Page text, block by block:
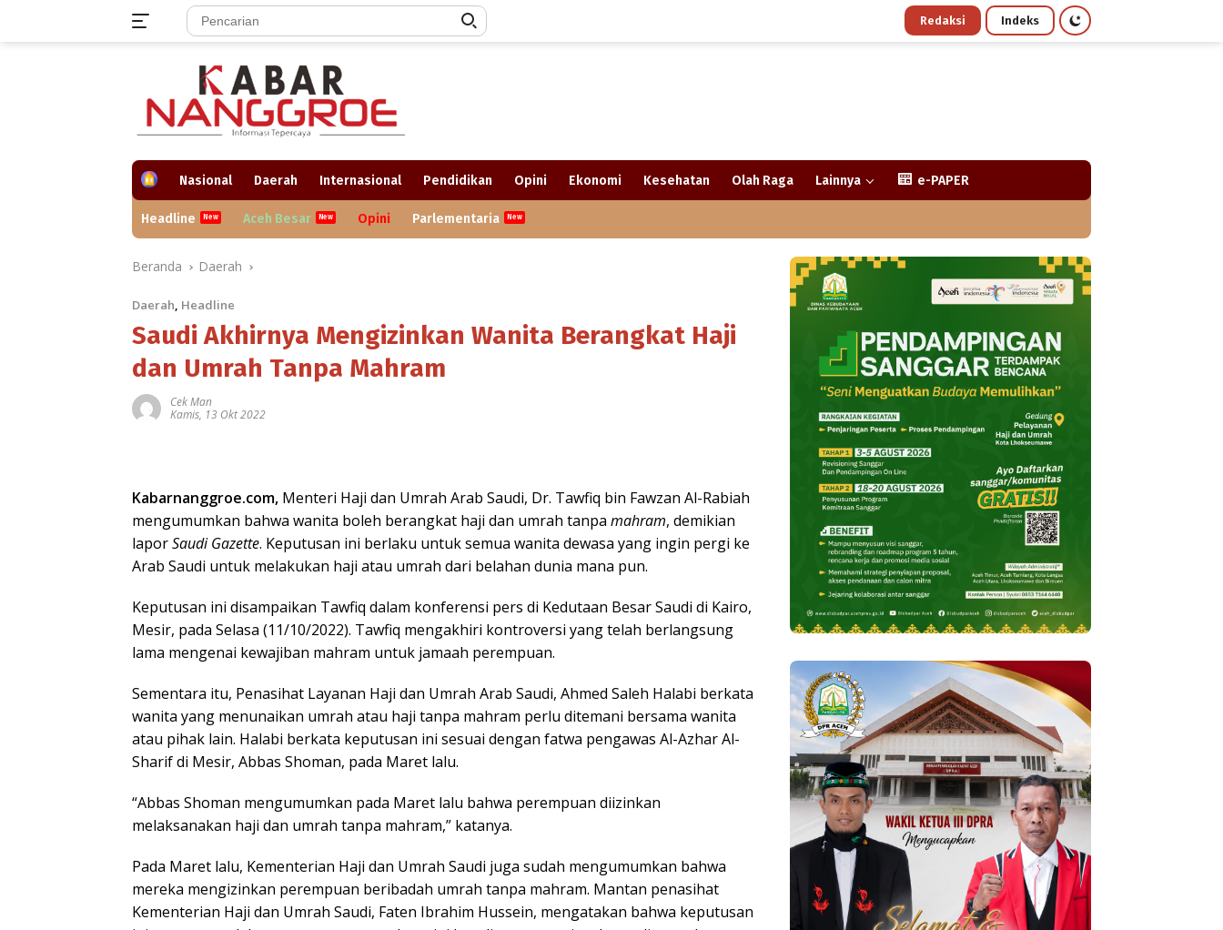
Redaksi Indeks
H
e
Nasional Daerah Internasional Pendidikan Opini Ekonomi Kesehatan Olah Raga Lainnya e-PAPER
Headline Aceh Besar Opini Parlementaria
Beranda Daerah
Daerah, Headline
Saudi Akhirnya Mengizinkan Wanita Berangkat Haji
dan Umrah Tanpa Mahram
Cek Man
Kamis, 13 Okt 2022
Kabarnanggroe.com, Menteri Haji dan Umrah Arab Saudi, Dr. Tawfiq bin Fawzan Al-Rabiah
mengumumkan bahwa wanita boleh berangkat haji dan umrah tanpa mahram, demikian
laporSaudi Gazette. Keputusan ini berlaku untuk semua wanita dewasa yang ingin pergi ke
Arab Saudi untuk melakukan haji atau umrah dari belahan dunia mana pun.
Keputusan ini disampaikan Tawfiq dalam konferensi pers di Kedutaan Besar Saudi di Kairo,
Mesir, pada Selasa (11/10/2022). Tawfiq mengakhiri kontroversi yang telah berlangsung
lama mengenai kewajiban mahram untuk jamaah perempuan.
Sementara itu, Penasihat Layanan Haji dan Umrah Arab Saudi, Ahmed Saleh Halabi berkata
wanita yang menunaikan umrah atau haji tanpa mahram perlu ditemani bersama wanita
atau pihak lain. Halabi berkata keputusan ini sesuai dengan fatwa pengawas Al-Azhar Al-
Sharif di Mesir, Abbas Shoman, pada Maret lalu.
“Abbas Shoman mengumumkan pada Maret lalu bahwa perempuan diizinkan
melaksanakan haji dan umrah tanpa mahram,” katanya.
Pada Maret lalu, Kementerian Haji dan Umrah Saudi juga sudah mengumumkan bahwa
mereka mengizinkan perempuan beribadah umrah tanpa mahram. Mantan penasihat
Kementerian Haji dan Umrah Saudi, Faten Ibrahim Hussein, mengatakan bahwa keputusan